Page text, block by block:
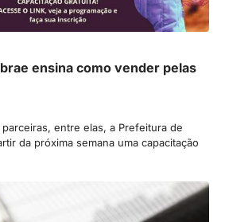
ensina como vender pelas
entre elas, a Prefeitura de
da próxima semana uma capacitação